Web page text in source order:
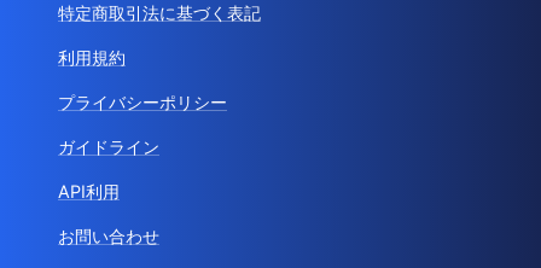
特定商取引法に基づく表記
利用規約
プライバシーポリシー
ガイドライン
API利用
お問い合わせ